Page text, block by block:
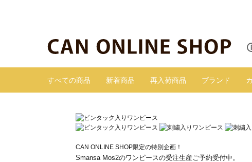
すべての商品 新着商品 再入荷商品 ブランド
CAN ONLINE SHOP限定の特別企画！
Smansa Mos2のワンピースの受注生産ご予約受付中。